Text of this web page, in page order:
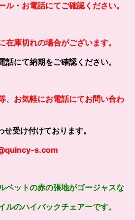
ル・お電話にてご確認ください。
在庫切れの場合がございます。
話にて納期をご確認ください。
、お気軽にお電話にてお問い合わ
受け付けております。
s.com
ベットの赤の張地がゴージャスな
ルのハイバックチェアーです。